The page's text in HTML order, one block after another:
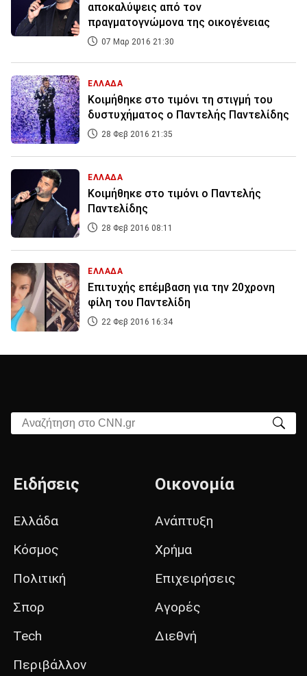
αποκαλύψεις από τον
πραγματογνώμονα της οικογένειας
07 Μαρ 2016 21:30
ΕΛΛΑΔΑ
Κοιμήθηκε στο τιμόνι τη στιγμή του
δυστυχήματος ο Παντελής Παντελίδης
28 Φεβ 2016 21:35
ΕΛΛΑΔΑ
Κοιμήθηκε στο τιμόνι ο Παντελής
Παντελίδης
28 Φεβ 2016 08:11
ΕΛΛΑΔΑ
Επιτυχής επέμβαση για την 20χρονη
φίλη του Παντελίδη
22 Φεβ 2016 16:34
Αναζήτηση στο CNN.gr
Ειδήσεις
Ελλάδα
Κόσμος
Πολιτική
Σπορ
Tech
Περιβάλλον
Οικονομία
Ανάπτυξη
Χρήμα
Επιχειρήσεις
Αγορές
Διεθνή